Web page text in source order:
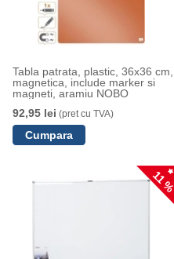
Tabla patrata, plastic, 36x36 cm,
magnetica, include marker si
magneti, aramiu NOBO
92,95 lei (pret cu TVA)
11 %